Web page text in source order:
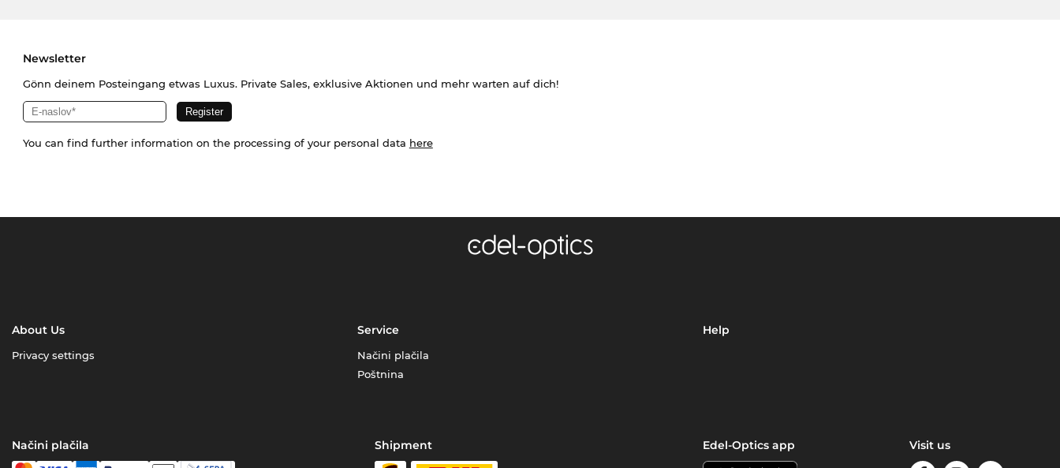
Newsletter
Gönn deinem Posteingang etwas Luxus. Private Sales, exklusive Aktionen und mehr warten auf dich!
You can find further information on the processing of your personal data here
About Us
Privacy settings
Service
Načini plačila
Poštnina
Help
Načini plačila Shipment Edel-Optics app Visit us